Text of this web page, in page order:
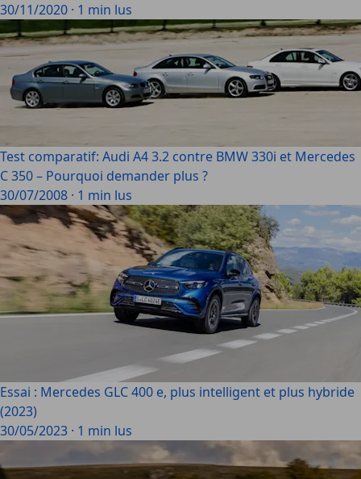
30/11/2020 · 1 min lus
Test comparatif: Audi A4 3.2 contre BMW 330i et Mercedes
C 350 – Pourquoi demander plus ?
30/07/2008 · 1 min lus
Essai : Mercedes GLC 400 e, plus intelligent et plus hybride
(2023)
30/05/2023 · 1 min lus